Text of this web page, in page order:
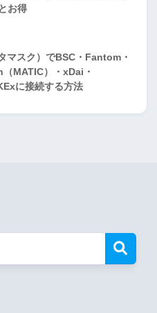
お得
マスク）でBSC・Fantom・
MATIC）・xDai・
に接続する方法